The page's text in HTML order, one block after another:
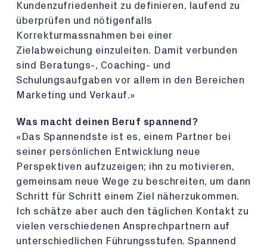
Kundenzufriedenheit zu definieren, laufend zu
überprüfen und nötigenfalls
Korrekturmassnahmen bei einer
Zielabweichung einzuleiten. Damit verbunden
sind Beratungs-, Coaching- und
Schulungsaufgaben vor allem in den Bereichen
Marketing und Verkauf.»
Was macht deinen Beruf spannend?
«Das Spannendste ist es, einem Partner bei
seiner persönlichen Entwicklung neue
Perspektiven aufzuzeigen; ihn zu motivieren,
gemeinsam neue Wege zu beschreiten, um dann
Schritt für Schritt einem Ziel näherzukommen.
Ich schätze aber auch den täglichen Kontakt zu
vielen verschiedenen Ansprechpartnern auf
unterschiedlichen Führungsstufen. Spannend